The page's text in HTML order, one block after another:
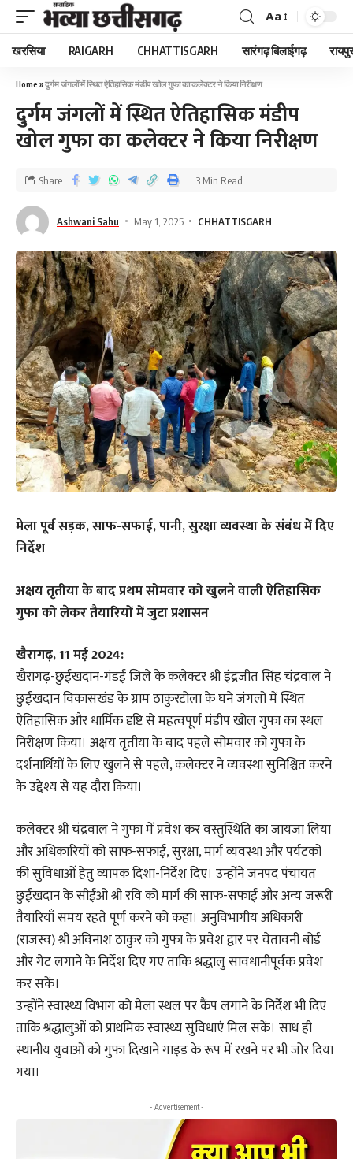
Aa
खरसिया RAIGARH CHHATTISGARH सारंगढ़ बिलाईगढ़
Home »दुर्गम जंगलों में स्थित ऐतिहासिक मंडीप खोल गुफा का कलेक्टर ने किया निरीक्षण
दुर्गम जंगलों में स्थित ऐतिहासिक मंडीप
खोल गुफा का कलेक्टर ने किया निरीक्षण
Ashwani Sahu May 1, 2025 CHHATTISGARH
Share 3 Min Read
मेला पूर्व सड़क, साफ-सफाई, पानी, सुरक्षा व्यवस्था के संबंध में दिए
निर्देश
अक्षय तृतीया के बाद प्रथम सोमवार को खुलने वाली ऐतिहासिक
गुफा को लेकर तैयारियों में जुटा प्रशासन
खैरागढ़, 11 मई 2024:
खैरागढ़-छुईखदान-गंडई जिले के कलेक्टर श्री इंद्रजीत सिंह चंद्रवाल ने
छुईखदान विकासखंड के ग्राम ठाकुरटोला के घने जंगलों में स्थित
ऐतिहासिक और धार्मिक दृष्टि से महत्वपूर्ण मंडीप खोल गुफा का स्थल
निरीक्षण किया। अक्षय तृतीया के बाद पहले सोमवार को गुफा के
दर्शनार्थियों के लिए खुलने से पहले, कलेक्टर ने व्यवस्था सुनिश्चित करने
के उद्देश्य से यह दौरा किया।
कलेक्टर श्री चंद्रवाल ने गुफा में प्रवेश कर वस्तुस्थिति का जायजा लिया
और अधिकारियों को साफ-सफाई, सुरक्षा, मार्ग व्यवस्था और पर्यटकों
की सुविधाओं हेतु व्यापक दिशा-निर्देश दिए। उन्होंने जनपद पंचायत
छुईखदान के सीईओ श्री रवि को मार्ग की साफ-सफाई और अन्य जरूरी
तैयारियाँ समय रहते पूर्ण करने को कहा। अनुविभागीय अधिकारी
(राजस्व) श्री अविनाश ठाकुर को गुफा के प्रवेश द्वार पर चेतावनी बोर्ड
और गेट लगाने के निर्देश दिए गए ताकि श्रद्धालु सावधानीपूर्वक प्रवेश
कर सकें।
उन्होंने स्वास्थ्य विभाग को मेला स्थल पर कैंप लगाने के निर्देश भी दिए
ताकि श्रद्धालुओं को प्राथमिक स्वास्थ्य सुविधाएं मिल सकें। साथ ही
स्थानीय युवाओं को गुफा दिखाने गाइड के रूप में रखने पर भी जोर दिया
गया।
- Advertisement -